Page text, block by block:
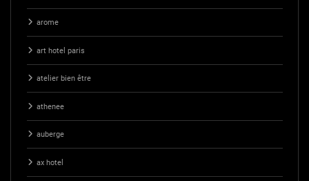
arome
art hotel paris
atelier bien être
athenee
auberge
ax hotel